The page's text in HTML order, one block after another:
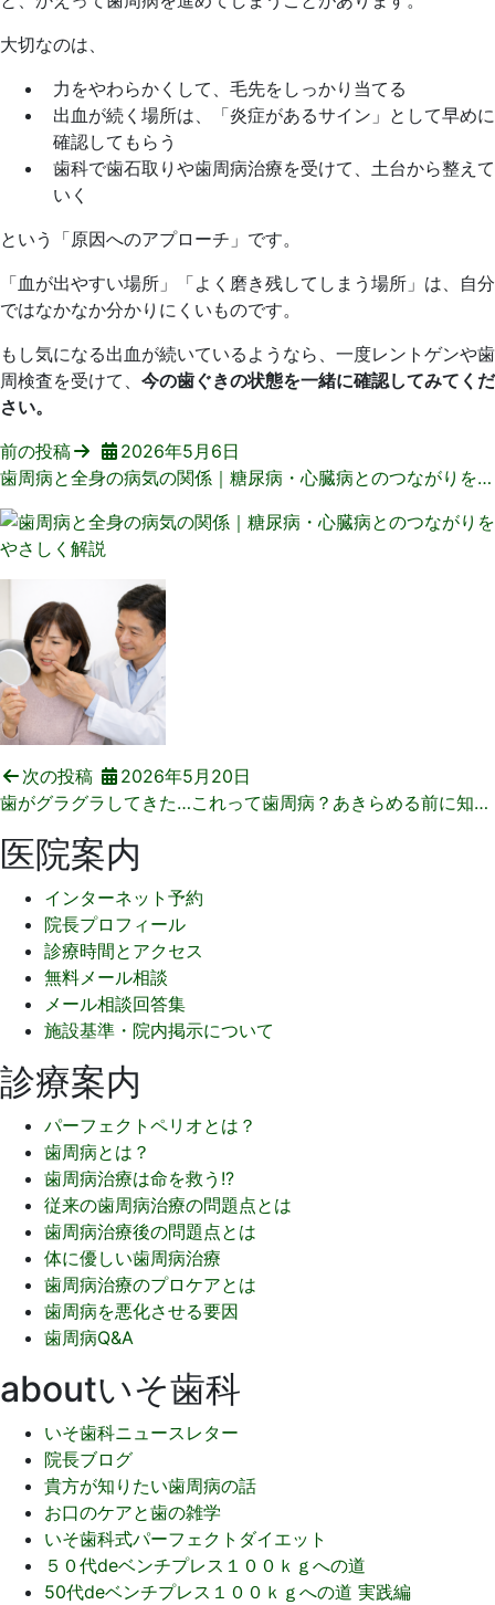
大切なのは、
力をやわらかくして、毛先をしっかり当てる
出血が続く場所は、「炎症があるサイン」として早めに
確認してもらう
歯科で歯石取りや歯周病治療を受けて、土台から整えて
いく
という「原因へのアプローチ」です。
「血が出やすい場所」「よく磨き残してしまう場所」は、自分
ではなかなか分かりにくいものです。
もし気になる出血が続いているようなら、一度レントゲンや歯
周検査を受けて、 今の歯ぐきの状態を一緒に確認してみてくだ
さい。
前の投稿
2026年5月6日
歯周病と全身の病気の関係｜糖尿病・心臓病とのつながりをやさしく解説
次の投稿
2026年5月20日
歯がグラグラしてきた…これって歯周病？あきらめる前に知っておきたいこと
医院案内
インターネット予約
院長プロフィール
診療時間とアクセス
無料メール相談
メール相談回答集
施設基準・院内掲示について
診療案内
パーフェクトペリオとは？
歯周病とは？
歯周病治療は命を救う!?
従来の歯周病治療の問題点とは
歯周病治療後の問題点とは
体に優しい歯周病治療
歯周病治療のプロケアとは
歯周病を悪化させる要因
歯周病Q&A
aboutいそ歯科
いそ歯科ニュースレター
院長ブログ
貴方が知りたい歯周病の話
お口のケアと歯の雑学
いそ歯科式パーフェクトダイエット
５０代deベンチプレス１００ｋｇへの道
50代deベンチプレス１００ｋｇへの道 実践編